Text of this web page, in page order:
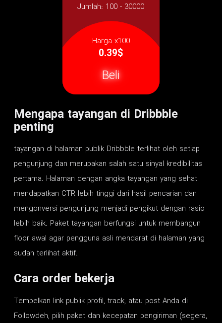
Jumlah: 100 - 30000
Harga x100
0.39$
Beli
Mengapa tayangan di Dribbble
penting
tayangan di halaman publik Dribbble terlihat oleh setiap
pengunjung dan merupakan salah satu sinyal kredibilitas
pertama. Halaman dengan angka tayangan yang sehat
mendapatkan CTR lebih tinggi dari hasil pencarian dan
mengonversi pengunjung menjadi pengikut dengan rasio
lebih baik. Paket tayangan berfungsi untuk membangun
floor awal agar pengguna asli mendarat di halaman yang
sudah terlihat aktif.
Cara order bekerja
Tempelkan link publik profil, track, atau post Anda di
Followdeh, pilih paket dan kecepatan pengiriman (segera,